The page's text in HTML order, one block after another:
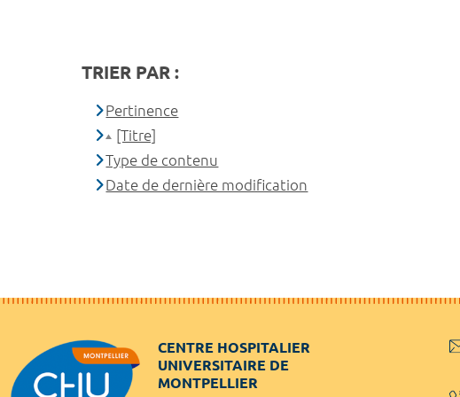
TRIER PAR :
Pertinence
[Titre]
Type de contenu
Date de dernière modification
CENTRE HOSPITALIER
UNIVERSITAIRE DE
MONTPELLIER